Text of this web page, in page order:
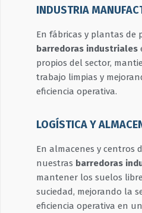
INDUSTRIA
En fábricas y plantas de
barredoras industriales
propios del sector,
trabajo limpias y
eficiencia operativa.
LOGÍSTICA Y
En almacenes y centros
nuestras barredoras
mantener los suelos
suciedad, mejorando la
eficiencia operativa en